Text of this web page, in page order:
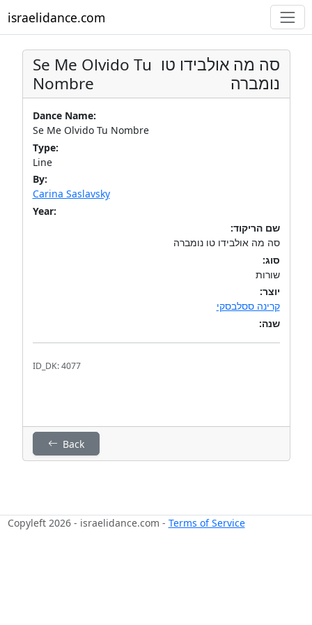
israelidance.com
Se Me Olvido Tu
Nombre
סה מה אולבידו טו
נומברה
Dance Name:
Se Me Olvido Tu Nombre
Type:
Line
By:
Carina Saslavsky
Year:
שם הריקוד:
סה מה אולבידו טו נומברה
סוג:
שורות
יוצר:
קרינה ססלבסקי
שנה:
ID_DK: 4077
Back
Copyleft 2026 - israelidance.com - Terms of Service